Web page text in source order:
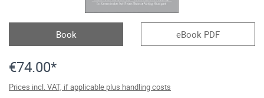
Book eBook PDF
€74.00*
Prices incl. VAT, if applicable plus handling costs